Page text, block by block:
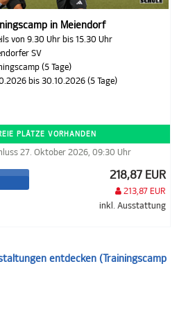
in Meiendorf
von 9.30 Uhr bis 15.30 Uhr
SV
(5 Tage)
bis 30.10.2026 (5 Tage)
PLÄTZE VORHANDEN
27. Oktober 2026, 09:30 Uhr
218,87 EUR
213,87 EUR
inkl. Ausstattung
entdecken (Trainingscamp